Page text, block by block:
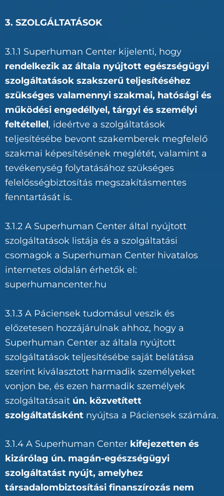
3. SZOLGÁLTATÁSOK
3.1.1 Superhuman Center kijelenti, hogy
rendelkezik az általa nyújtott egészségügyi
szolgáltatások szakszerű teljesítéséhez
szükséges valamennyi szakmai, hatósági és
működési engedéllyel, tárgyi és személyi
feltétellel, ideértve a szolgáltatások
teljesítésébe bevont szakemberek megfelelő
szakmai képesítésének meglétét, valamint a
tevékenység folytatásához szükséges
felelősségbiztosítás megszakításmentes
fenntartását is.
3.1.2 A Superhuman Center által nyújtott
szolgáltatások listája és a szolgáltatási
csomagok a Superhuman Center hivatalos
internetes oldalán érhetők el:
superhumancenter.hu
3.1.3 A Páciensek tudomásul veszik és
előzetesen hozzájárulnak ahhoz, hogy a
Superhuman Center az általa nyújtott
szolgáltatások teljesítésébe saját belátása
szerint kiválasztott harmadik személyeket
vonjon be, és ezen harmadik személyek
szolgáltatásait ún. közvetített
szolgáltatásként nyújtsa a Páciensek számára.
3.1.4 A Superhuman Center kifejezetten és
kizárólag ún. magán-egészségügyi
szolgáltatást nyújt, amelyhez
társadalombiztosítási finanszírozás nem